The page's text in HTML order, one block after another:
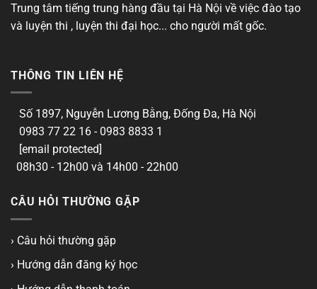
Trung tâm tiếng trung hàng đầu tại Hà Nội về việc đào tạo
và luyện thi , luyện thi đại học... cho người mất gốc.
THÔNG TIN LIÊN HỆ
Số 1897, Nguyễn Lương Bằng, Đống Đa, Hà Nội
0983 77 22 16 - 0983 8833 1
[email protected]
08h30 - 12h00 và 14h00 - 22h00
CÂU HỎI THƯỜNG GẶP
› Câu hỏi thường gặp
› Hướng dẫn đăng ký học